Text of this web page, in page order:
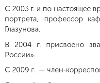
С 2003 г. и по настоящее
портрета, профессор
Глазунова.
В 2004 г. присвоено
России».
С 2009 г. — член-